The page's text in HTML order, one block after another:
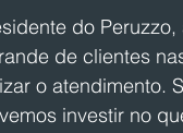
do
de clientes
o atendimento.
investir no